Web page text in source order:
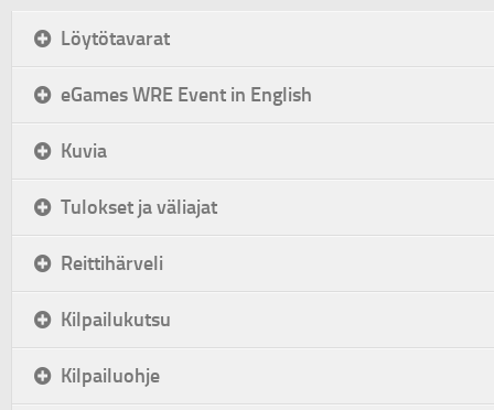
Löytötavarat
eGames WRE Event in English
Kuvia
Tulokset ja väliajat
Reittihärveli
Kilpailukutsu
Kilpailuohje